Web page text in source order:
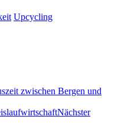
Upcycling
zwischen Bergen und
Nächster